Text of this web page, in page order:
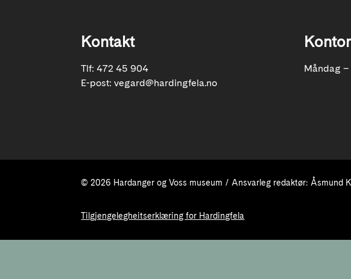
Kontakt
Tlf: 472 45 904
E-post:vegard@hardingfela.no
Måndag
© 2026 Hardanger og Voss museum / Ansvarleg redaktør: Åsmund
Tilgjengelegheitserklæring for Hardingfela